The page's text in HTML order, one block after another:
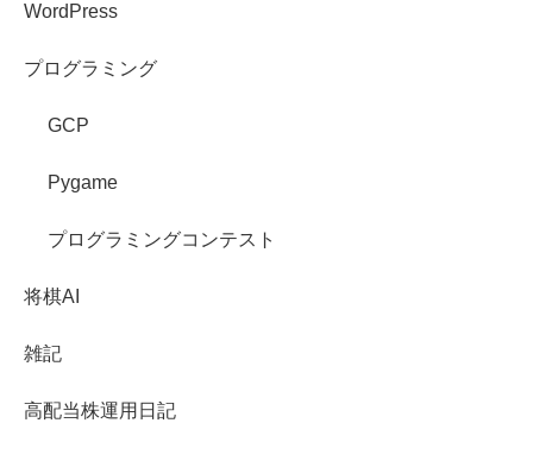
WordPress
プログラミング
GCP
Pygame
プログラミングコンテスト
将棋AI
雑記
高配当株運用日記